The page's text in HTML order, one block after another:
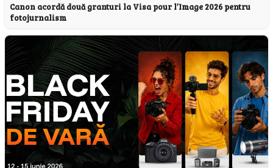
Canon acordă două granturi la Visa pour l’Image 2026 pentru
fotojurnalism